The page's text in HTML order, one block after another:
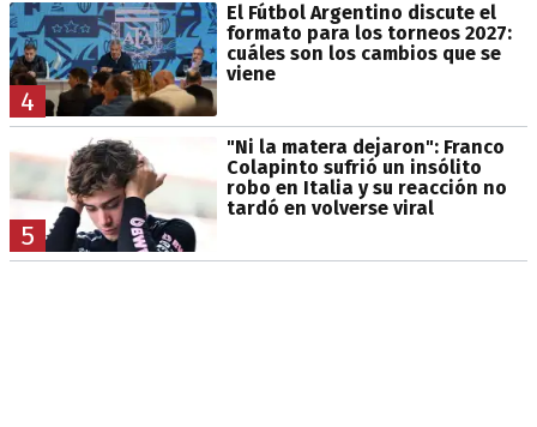
4
El Fútbol Argentino discute el
formato para los torneos 2027:
cuáles son los cambios que se
viene
5
"Ni la matera dejaron": Franco
Colapinto sufrió un insólito
robo en Italia y su reacción no
tardó en volverse viral